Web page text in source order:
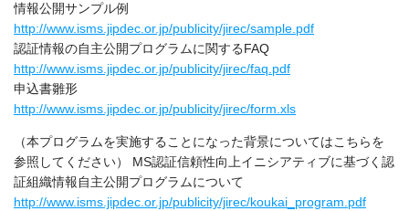
情報公開サンプル例
http://www.isms.jipdec.or.jp/publicity/jirec/sample.pdf
認証情報の自主公開プログラムに関するFAQ
http://www.isms.jipdec.or.jp/publicity/jirec/faq.pdf
申込書雛形
http://www.isms.jipdec.or.jp/publicity/jirec/form.xls
（本プログラムを実施することになった背景についてはこちらを
参照してください） MS認証信頼性向上イニシアティブに基づく認
証組織情報自主公開プログラムについて
http://www.isms.jipdec.or.jp/publicity/jirec/koukai_program.pdf